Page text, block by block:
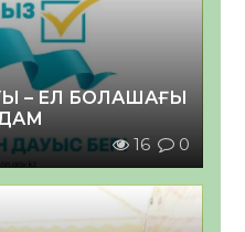
– ЕЛ БОЛАШАҒЫ
16 0